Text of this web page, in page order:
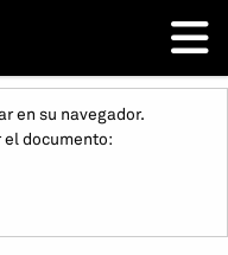
en su navegador.
el documento: